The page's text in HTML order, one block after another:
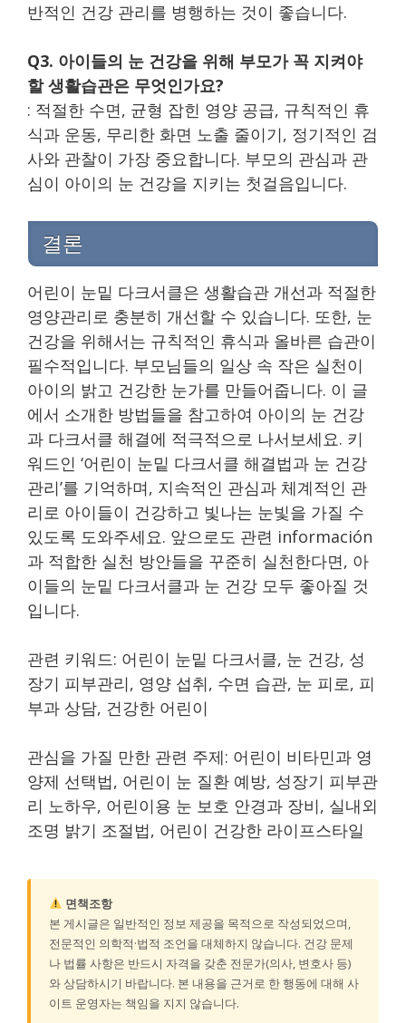
반적인 건강 관리를 병행하는 것이 좋습니다.
Q3. 아이들의 눈 건강을 위해 부모가 꼭 지켜야
할 생활습관은 무엇인가요?
: 적절한 수면, 균형 잡힌 영양 공급, 규칙적인 휴
식과 운동, 무리한 화면 노출 줄이기, 정기적인 검
사와 관찰이 가장 중요합니다. 부모의 관심과 관
심이 아이의 눈 건강을 지키는 첫걸음입니다.
결론
어린이 눈밑 다크서클은 생활습관 개선과 적절한
영양관리로 충분히 개선할 수 있습니다. 또한, 눈
건강을 위해서는 규칙적인 휴식과 올바른 습관이
필수적입니다. 부모님들의 일상 속 작은 실천이
아이의 밝고 건강한 눈가를 만들어줍니다. 이 글
에서 소개한 방법들을 참고하여 아이의 눈 건강
과 다크서클 해결에 적극적으로 나서보세요. 키
워드인 ‘어린이 눈밑 다크서클 해결법과 눈 건강
관리’를 기억하며, 지속적인 관심과 체계적인 관
리로 아이들이 건강하고 빛나는 눈빛을 가질 수
있도록 도와주세요. 앞으로도 관련 información
과 적합한 실천 방안들을 꾸준히 실천한다면, 아
이들의 눈밑 다크서클과 눈 건강 모두 좋아질 것
입니다.
관련 키워드: 어린이 눈밑 다크서클, 눈 건강, 성
장기 피부관리, 영양 섭취, 수면 습관, 눈 피로, 피
부과 상담, 건강한 어린이
관심을 가질 만한 관련 주제: 어린이 비타민과 영
양제 선택법, 어린이 눈 질환 예방, 성장기 피부관
리 노하우, 어린이용 눈 보호 안경과 장비, 실내외
조명 밝기 조절법, 어린이 건강한 라이프스타일
면책조항
본 게시글은 일반적인 정보 제공을 목적으로 작성되었으며,
전문적인 의학적·법적 조언을 대체하지 않습니다. 건강 문제
나 법률 사항은 반드시 자격을 갖춘 전문가(의사, 변호사 등)
와 상담하시기 바랍니다. 본 내용을 근거로 한 행동에 대해 사
이트 운영자는 책임을 지지 않습니다.